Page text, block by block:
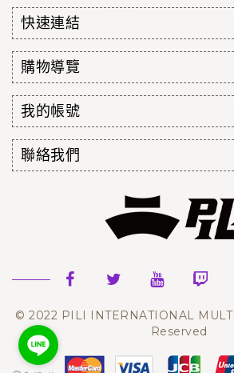
快速連結
購物導覽
我的帳號
聯絡我們
© 2022 PILI INTERNATIONAL
Reserved